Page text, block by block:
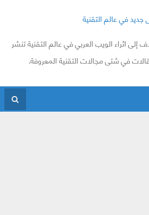
جديد في عالم التقنية
إلى اثراء الويب العربي في عالم التقنية تنشر
في شتى مجالات التقنية المعروفة.